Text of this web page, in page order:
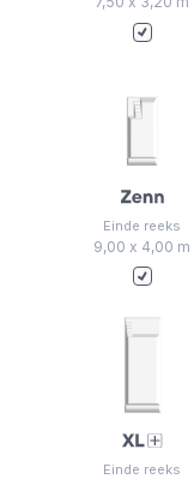
Einde reeks
9,00 x 4,00 m
Einde reeks